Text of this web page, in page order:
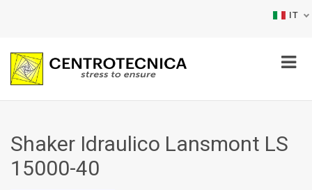
IT
Shaker Idraulico Lansmont LS
15000-40